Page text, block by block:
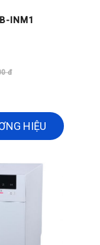
INM1
đ
HIỆU